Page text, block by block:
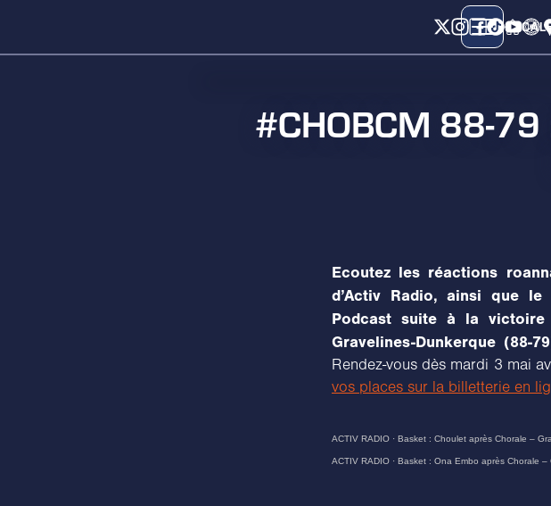
#CHOBCM 88-
Ecoutez les réactions
d’Activ Radio, ainsi que
Podcast suite à la
Gravelines-Dunkerque (88-
Rendez-vous dès mardi 3 mai
vos places sur la billetterie en
ACTIV RADIO · Basket : Choulet après Chorale –
ACTIV RADIO · Basket : Ona Embo après Chorale –